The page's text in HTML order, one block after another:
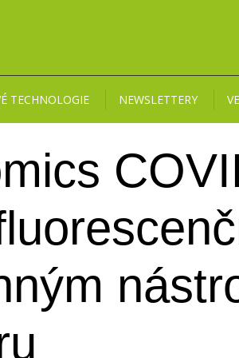
TECHNOLOGIE NEWSLETTERY